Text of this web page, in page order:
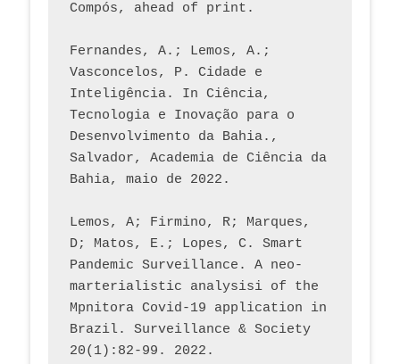
Compós, ahead of print.
Fernandes, A.; Lemos, A.;
Vasconcelos, P. Cidade e
Inteligência. In Ciência,
Tecnologia e Inovação para o
Desenvolvimento da Bahia.,
Salvador, Academia de Ciência da
Bahia, maio de 2022.
Lemos, A; Firmino, R; Marques,
D; Matos, E.; Lopes, C. Smart
Pandemic Surveillance. A neo-
marterialistic analysisi of the
Mpnitora Covid-19 application in
Brazil. Surveillance & Society
20(1):82-99. 2022.